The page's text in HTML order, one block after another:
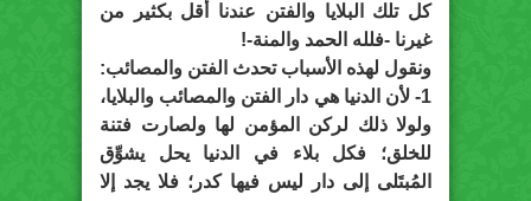
كل تلك البلايا والفتن عندنا أقل بكثير من
غيرنا -فلله الحمد والمنة-!
ونقول لهذه الأسباب تحدث الفتن والمصائب:
1- لأن الدنيا هي دار الفتن والمصائب والبلايا،
ولولا ذلك لركن المؤمن لها ولصارت فتنة
للخلق؛ فكل بلاء في الدنيا يحل يشوِّق
المُبتَلى إلى دار ليس فيها كدر؛ فلا يجد إلا